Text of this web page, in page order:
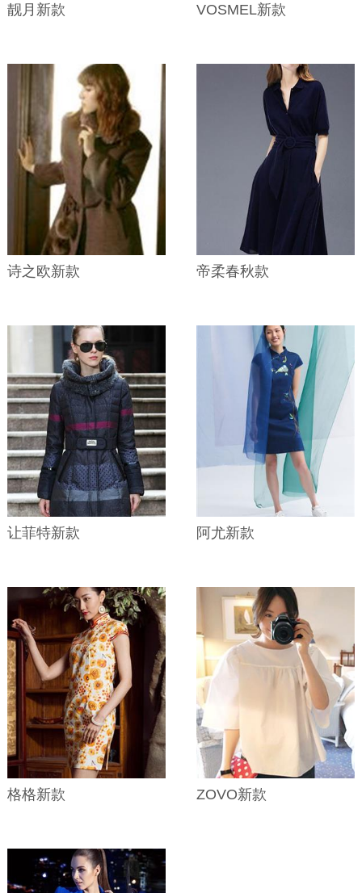
靓月新款 VOSMEL新款
诗之欧新款 帝柔春秋款
让菲特新款 阿尤新款
格格新款 ZOVO新款